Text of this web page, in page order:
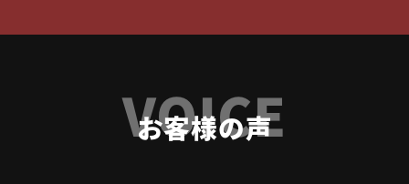
VOICE
お客様の声